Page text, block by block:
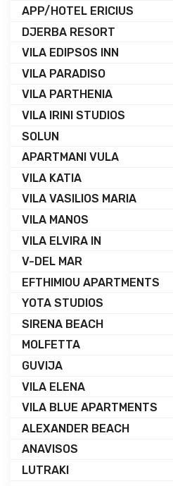
APP/HOTEL ERICIUS
DJERBA RESORT
VILA EDIPSOS INN
VILA PARADISO
VILA PARTHENIA
VILA IRINI STUDIOS
SOLUN
APARTMANI VULA
VILA KATIA
VILA VASILIOS MARIA
VILA MANOS
VILA ELVIRA IN
V-DEL MAR
EFTHIMIOU APARTMENTS
YOTA STUDIOS
SIRENA BEACH
MOLFETTA
GUVIJA
VILA ELENA
VILA BLUE APARTMENTS
ALEXANDER BEACH
ANAVISOS
LUTRAKI